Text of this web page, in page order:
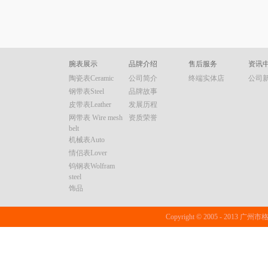
腕表展示
陶瓷表Ceramic
钢带表Steel
皮带表Leather
网带表 Wire mesh
belt
机械表Auto
情侣表Lover
钨钢表Wolfram
steel
饰品
品牌介绍
公司简介
品牌故事
发展历程
资质荣誉
售后服务
终端实体店
资讯
公司
Copyright © 2005 - 2013 广州市